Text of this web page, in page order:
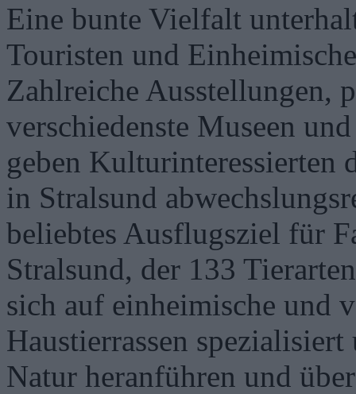
Eine bunte Vielfalt
Touristen und
Zahlreiche Ausstellungen,
verschiedenste Museen
geben
in Stralsund
beliebtes Ausflugsziel für
Stralsund, der 133
sich auf einheimische und
Haustierrassen
Natur heranführen und